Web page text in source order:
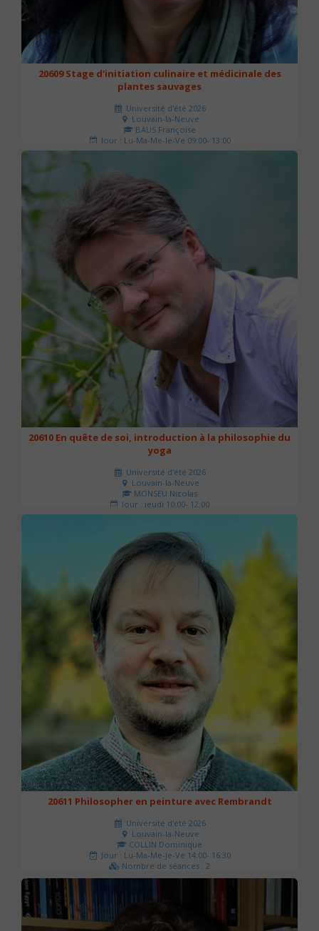
20609 Stage d'initiation culinaire et médicinale des
plantes sauvages
Université d'été 2026
Louvain-la-Neuve
BAUS Françoise
Jour : Lu-Ma-Me-Je-Ve 09:00- 13:00
Nombre de séances : 3
20610 En quête de soi, introduction à la philosophie du
yoga
Université d'été 2026
Louvain-la-Neuve
MONSEU Nicolas
Jour : jeudi 10:00- 12:00
Nombre de séances : 1
20611 Philosopher en peinture avec Rembrandt
Université d'été 2026
Louvain-la-Neuve
COLLIN Dominique
Jour : Lu-Ma-Me-Je-Ve 14:00- 16:30
Nombre de séances : 2
51 €